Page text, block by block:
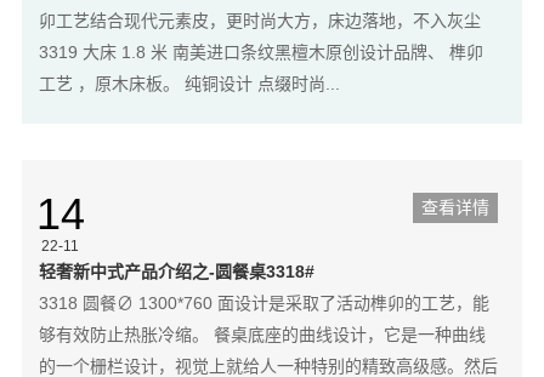
卯工艺结合现代元素皮，更时尚大方，床边落地，不入灰尘
3319 大床 1.8 米 南美进口条纹黑檀木原创设计品牌、 榫卯
工艺 ，原木床板。 纯铜设计 点缀时尚...
查看详情
14
22-11
轻奢新中式产品介绍之-圆餐桌3318#
3318 圆餐∅ 1300*760 面设计是采取了活动榫卯的工艺，能
够有效防止热胀冷缩。 餐桌底座的曲线设计，它是一种曲线
的一个栅栏设计，视觉上就给人一种特别的精致高级感。然后